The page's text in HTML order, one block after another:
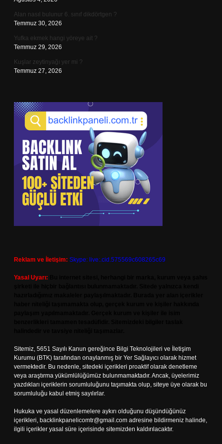
Alan nasıl bulunur 6. sınıf dikdörtgen ?
Temmuz 30, 2026
Yufka ekmek hangi yöreye ait ?
Temmuz 29, 2026
Kuşlar zeytinyağı yer mi ?
Temmuz 27, 2026
Reklam ve İletişim: Skype: live:.cid.575569c608265c69
Yasal Uyarı:
Sitemiz, 5651 Sayılı Kanun gereğince Bilgi Teknolojileri ve İletişim
Kurumu (BTK) tarafından onaylanmış bir Yer Sağlayıcı olarak hizmet
vermektedir. Bu nedenle, sitedeki içerikleri proaktif olarak denetleme
veya araştırma yükümlülüğümüz bulunmamaktadır. Ancak, üyelerimiz
yazdıkları içeriklerin sorumluluğunu taşımakta olup, siteye üye olarak bu
sorumluluğu kabul etmiş sayılırlar.
Hukuka ve yasal düzenlemelere aykırı olduğunu düşündüğünüz
içerikleri, backlinkpanelicomtr@gmail.com adresine bildirmeniz halinde,
ilgili içerikler yasal süre içerisinde sitemizden kaldırılacaktır.